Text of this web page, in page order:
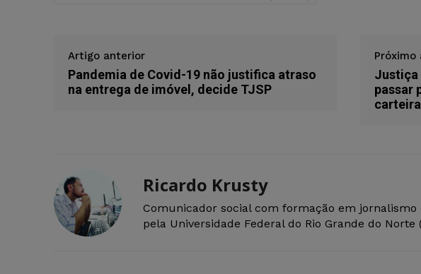
Artigo anterior
Pandemia de Covid-19 não justifica atraso
na entrega de imóvel, decide TJSP
Próximo
Justiça
passar
Ricardo Krusty
Comunicador social com formação em
pela Universidade Federal do Rio Grande do Norte